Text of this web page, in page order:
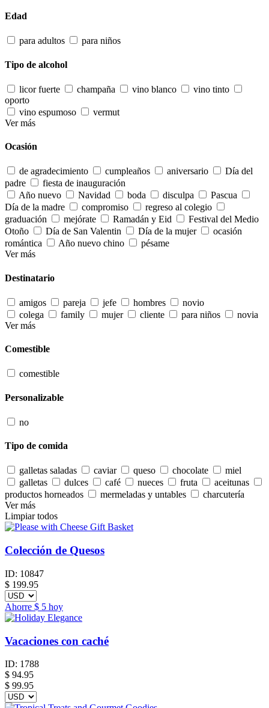
Edad
para adultos para niños
Tipo de alcohol
licor fuerte champaña vino blanco
vino tinto
oporto
vino espumoso
vermut
Ver más
Ocasión
de agradecimiento cumpleaños aniversario
Día del
padre
fiesta de inauguración
Año nuevo
Navidad boda disculpa
Pascua
Día de la madre
compromiso
regreso al colegio
graduación
mejórate Ramadán y Eid
Festival del Medio
Otoño
Día de San Valentin Día de la mujer
ocasión
romántica
Año nuevo chino
pésame
Ver más
Destinatario
amigos pareja jefe hombres
novio
colega
family mujer cliente para niños
novia
Ver más
Comestible
comestible
Personalizable
no
Tipo de comida
galletas saladas caviar queso chocolate
miel
galletas
dulces café nueces fruta
aceitunas
productos horneados
mermeladas y untables
charcutería
Ver más
Limpiar todos
Colección de Quesos
ID: 10847
$ 199.95
Ahorre $ 5 hoy
Vacaciones con caché
ID: 1788
$ 94.95
$ 99.95